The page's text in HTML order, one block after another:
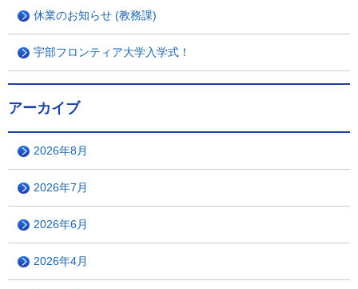
休業のお知らせ (教務課)
宇部フロンティア大学入学式！
アーカイブ
2026年8月
2026年7月
2026年6月
2026年4月